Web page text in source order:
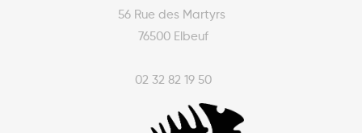
56 Rue des Martyrs
76500 Elbeuf
02 32 82 19 50